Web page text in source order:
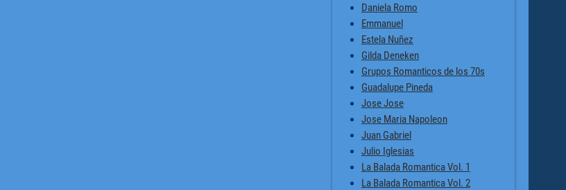
Daniela Romo
Emmanuel
Estela Nuñez
Gilda Deneken
Grupos Romanticos de los 70s
Guadalupe Pineda
Jose Jose
Jose Maria Napoleon
Juan Gabriel
Julio Iglesias
La Balada Romantica Vol. 1
La Balada Romantica Vol. 2